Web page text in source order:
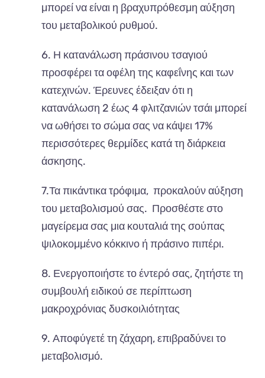
μπορεί να είναι η βραχυπρόθεσμη αύξηση
του μεταβολικού ρυθμού.
6. Η κατανάλωση πράσινου τσαγιού
προσφέρει τα οφέλη της καφεΐνης και των
κατεχινών. Έρευνες έδειξαν ότι η
κατανάλωση 2 έως 4 φλιτζανιών τσάι μπορεί
να ωθήσει το σώμα σας να κάψει 17%
περισσότερες θερμίδες κατά τη διάρκεια
άσκησης.
7.Τα πικάντικα τρόφιμα, προκαλούν αύξηση
του μεταβολισμού σας. Προσθέστε στο
μαγείρεμα σας μια κουταλιά της σούπας
ψιλοκομμένο κόκκινο ή πράσινο πιπέρι.
8. Ενεργοποιήστε το έντερό σας, ζητήστε τη
συμβουλή ειδικού σε περίπτωση
μακροχρόνιας δυσκοιλιότητας
9. Αποφύγετέ τη ζάχαρη, επιβραδύνει το
μεταβολισμό.